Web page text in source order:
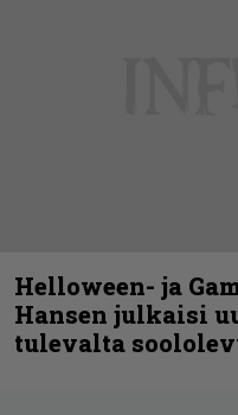
Helloween- ja
Hansen julkaisi
tulevalta